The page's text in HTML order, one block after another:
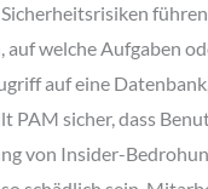
welche Aufgaben
auf eine
PAM sicher, dass
von Insider-